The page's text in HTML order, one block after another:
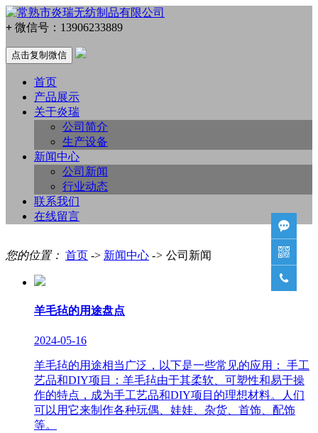
+ 微信号： 13906233889
点击复制微信
首页
产品展示
关于炎瑞
公司简介
生产设备
新闻中心
公司新闻
行业动态
联系我们
在线留言
您的位置： 首页 -> 新闻中心 -> 公司新闻
羊毛毡的用途盘点
2024-05-16
羊毛毡的用途相当广泛，以下是一些常见的应用： 手工
艺品和DIY项目：羊毛毡由于其柔软、可塑性和易于操
作的特点，成为手工艺品和DIY项目的理想材料。人们
可以用它来制作各种玩偶、娃娃、杂货、首饰、配饰
等。


